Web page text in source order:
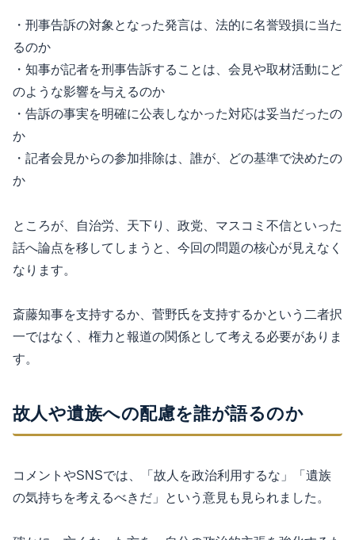
・刑事告訴の対象となった発言は、法的に名誉毀損に当た
るのか
・知事が記者を刑事告訴することは、会見や取材活動にど
のような影響を与えるのか
・告訴の事実を明確に公表しなかった対応は妥当だったの
か
・記者会見からの参加排除は、誰が、どの基準で決めたの
か
ところが、自治労、天下り、政党、マスコミ不信といった
話へ論点を移してしまうと、今回の問題の核心が見えなく
なります。
斎藤知事を支持するか、菅野氏を支持するかという二者択
一ではなく、権力と報道の関係として考える必要がありま
す。
故人や遺族への配慮を誰が語るのか
コメントやSNSでは、「故人を政治利用するな」「遺族
の気持ちを考えるべきだ」という意見も見られました。